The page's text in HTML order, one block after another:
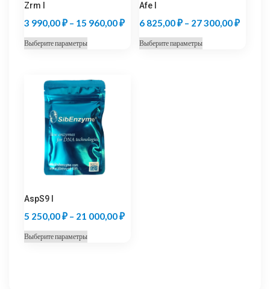
Zrm I
3 990,00₽ – 15 960,00₽Диапазон
цен:
Выберите параметрыЭтот
несколько
вариаций.
Опции
можно
выбрать
на
странице
Afe I
6 825,00₽ – 27 300,00₽
Выберите параметрыЭтот
AspS9 I
5 250,00₽ – 21 000,00₽Диапазон
Выберите параметрыЭтот